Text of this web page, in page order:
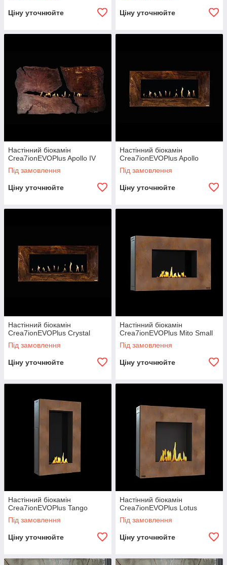
Ціну уточнюйте Ціну уточнюйте
Настінний біокамін
Crea7ionEVOPlus Apollo IV
Під замовлення
Ціну уточнюйте
Настінний біокамін
Crea7ionEVOPlus Apollo
Під замовлення
Ціну уточнюйте
Настінний біокамін
Crea7ionEVOPlus Crystal
Під замовлення
Ціну уточнюйте
Настінний біокамін
Crea7ionEVOPlus Mito Small
Під замовлення
Ціну уточнюйте
Настінний біокамін
Crea7ionEVOPlus Tango
Під замовлення
Ціну уточнюйте
Настінний біокамін
Crea7ionEVOPlus Lotus
Під замовлення
Ціну уточнюйте